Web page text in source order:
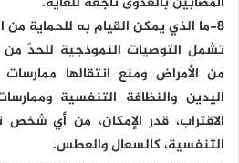
8-ما الذي يمكن القيام به للحماية من الفيروس؟
تشمل التوصيات النموذجية للحدّ
من الأمراض ومنع انتقالها
اليدين والنظافة التنفسية
الاقتراب، قدر الإمكان، من أي
التنفسية، كالسعال والعطس.